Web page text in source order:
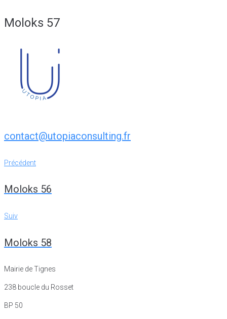
Moloks 57
contact@utopiaconsulting.fr
Navigation
de
l’article
Précédent
Précédent
Moloks 56
Suiv
Suiv
Moloks 58
Mairie de Tignes
238 boucle du Rosset
BP 50